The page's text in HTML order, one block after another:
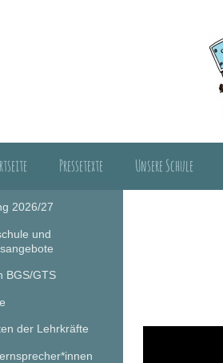
Pressetexte Unsere Schule
Herzlich
2026/27
und
BGS/GTS
der Lehrkräfte